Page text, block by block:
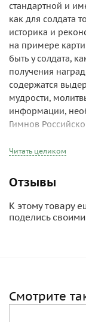
стандартной и
как для солдата
историка и
на примере
быть у солдата,
получения
содержатся
мудрости,
информации,
Гимнов
военные
Представляет
всех
104 страницы.
Читать целиком
Отзывы
К этому товару
поделись
Смотрите